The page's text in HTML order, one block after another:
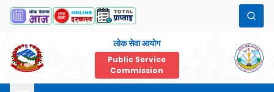
लोक सेवा आयोग
Public Service
Commission